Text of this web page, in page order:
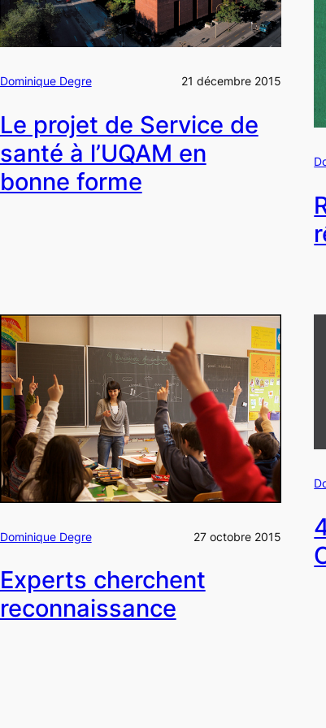
Dominique Degre 21 décembre 2015
Le projet de Service de
santé à l’UQAM en
bonne forme
Dominique Degre 27 octobre 2015
Experts cherchent
reconnaissance